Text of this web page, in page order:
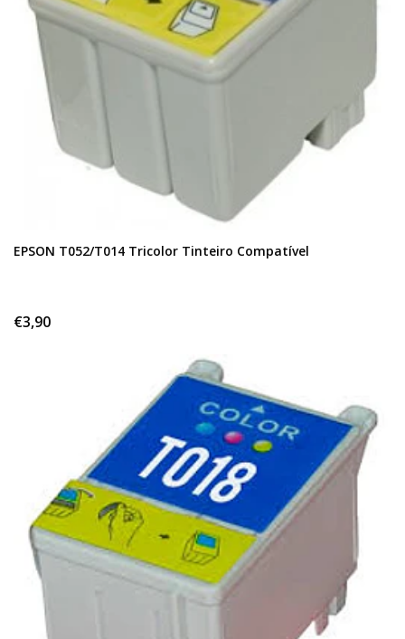
EPSON T052/T014 Tricolor Tinteiro Compatível
€3,90